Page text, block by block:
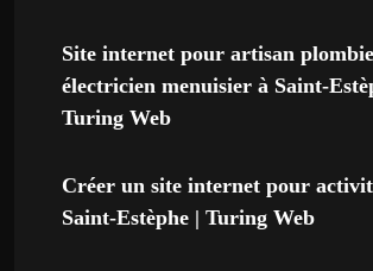
Site internet pour artisan
électricien menuisier à Saint-
Turing Web
Créer un site internet pour
Saint-Estèphe | Turing Web